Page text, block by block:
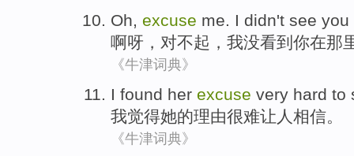
Oh, excuse me. I didn't see you
啊呀 ， 对不起 ， 我没看到 你在那
《牛津词典》
I found her excuse very hard to
我觉得她的理由很难让 人相信。
《牛津词典》